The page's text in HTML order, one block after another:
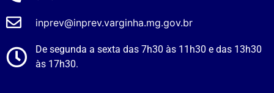
inprev@inprev.varginha.mg.gov.br
De segunda a sexta das 7h30 às 11h30 e das 13h30
às 17h30.